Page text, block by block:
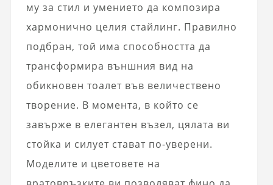
му за стил и умението да композира
хармонично целия стайлинг. Правилно
подбран, той има способността да
трансформира външния вид на
обикновен тоалет във величествено
творение. В момента, в който се
завърже в елегантен възел, цялата ви
стойка и силует стават по-уверени.
Моделите и цветовете на